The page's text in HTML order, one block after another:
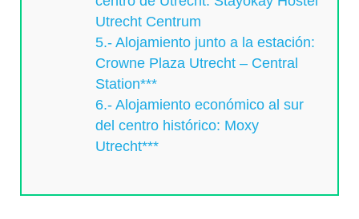
Utrecht Centrum
5.- Alojamiento junto a la estación:
Crowne Plaza Utrecht – Central
Station***
6.- Alojamiento económico al sur
del centro histórico: Moxy
Utrecht***